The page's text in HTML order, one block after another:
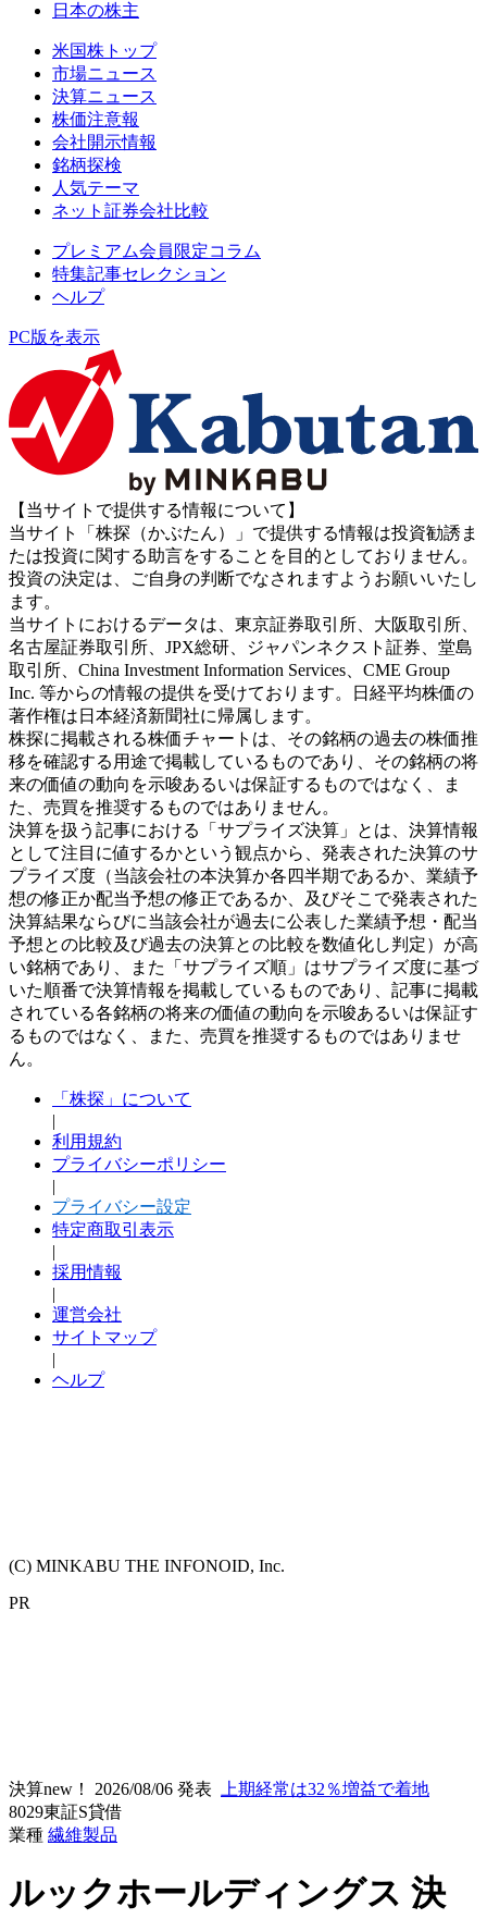
日本の株主
米国株トップ
市場ニュース
決算ニュース
株価注意報
会社開示情報
銘柄探検
人気テーマ
ネット証券会社比較
プレミアム会員限定コラム
特集記事セレクション
ヘルプ
PC版を表示
【当サイトで提供する情報について】
当サイト「株探（かぶたん）」で提供する情報は投資勧誘ま
たは投資に関する助言をすることを目的としておりません。
投資の決定は、ご自身の判断でなされますようお願いいたし
ます。
当サイトにおけるデータは、東京証券取引所、大阪取引所、
名古屋証券取引所、JPX総研、ジャパンネクスト証券、堂島
取引所、China Investment Information Services、CME Group
Inc. 等からの情報の提供を受けております。日経平均株価の
著作権は日本経済新聞社に帰属します。
株探に掲載される株価チャートは、その銘柄の過去の株価推
移を確認する用途で掲載しているものであり、その銘柄の将
来の価値の動向を示唆あるいは保証するものではなく、ま
た、売買を推奨するものではありません。
決算を扱う記事における「サプライズ決算」とは、決算情報
として注目に値するかという観点から、発表された決算のサ
プライズ度（当該会社の本決算か各四半期であるか、業績予
想の修正か配当予想の修正であるか、及びそこで発表された
決算結果ならびに当該会社が過去に公表した業績予想・配当
予想との比較及び過去の決算との比較を数値化し判定）が高
い銘柄であり、また「サプライズ順」はサプライズ度に基づ
いた順番で決算情報を掲載しているものであり、記事に掲載
されている各銘柄の将来の価値の動向を示唆あるいは保証す
るものではなく、また、売買を推奨するものではありませ
ん。
「株探」について
|
利用規約
プライバシーポリシー
|
プライバシー設定
特定商取引表示
|
採用情報
|
運営会社
サイトマップ
|
ヘルプ
(C) MINKABU THE INFONOID, Inc.
PR
決算new！ 2026/08/06 発表
上期経常は32％増益で着地
8029東証S貸借
業種 繊維製品
ルックホールディングス 決